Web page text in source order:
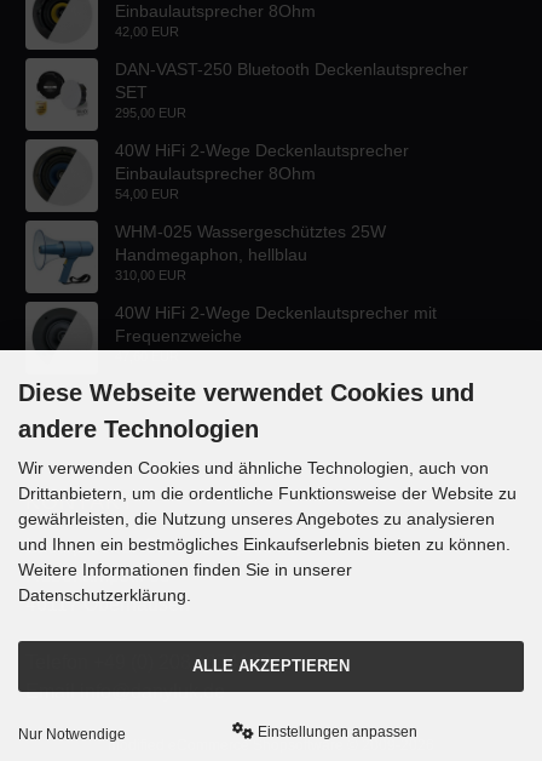
Einbaulautsprecher 8Ohm
42,00 EUR
DAN-VAST-250 Bluetooth Deckenlautsprecher
SET
295,00 EUR
40W HiFi 2-Wege Deckenlautsprecher
Einbaulautsprecher 8Ohm
54,00 EUR
WHM-025 Wassergeschütztes 25W
Handmegaphon, hellblau
310,00 EUR
40W HiFi 2-Wege Deckenlautsprecher mit
Frequenzweiche
KONTAKT
Lautsprecher-OnlineShop.de
Rübekampstr. 35
46117 Oberhausen
Telefon +49 (0) 208 / 874188
Email info@danyluk.de
mod
Diese Webseite verwendet Cookies und
andere Technologien
Wir verwenden Cookies und ähnliche Technologien, auch von
Drittanbietern, um die ordentliche Funktionsweise der Website zu
gewährleisten, die Nutzung unseres Angebotes zu analysieren
und Ihnen ein bestmögliches Einkaufserlebnis bieten zu können.
Weitere Informationen finden Sie in unserer
Datenschutzerklärung.
ALLE AKZEPTIEREN
Nur Notwendige Einstellungen anpassen